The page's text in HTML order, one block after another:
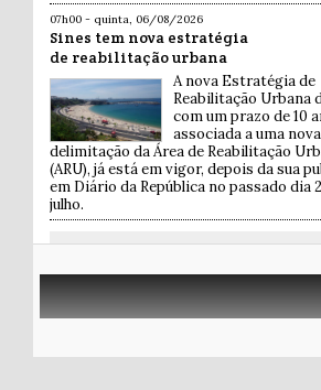
07h00 - quinta, 06/08/2026
Sines tem nova estratégia
de reabilitação urbana
A nova Estratégia de
Reabilitação Urbana
com um prazo de 10
associada a uma nova
delimitação da Área de Reabilitação
(ARU), já está em vigor, depois da sua
em Diário da República no passado dia
julho.